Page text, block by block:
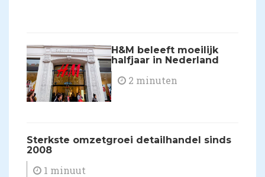
H&M beleeft moeilijk
halfjaar in Nederland
2 minuten
Sterkste omzetgroei detailhandel sinds
2008
1 minuut